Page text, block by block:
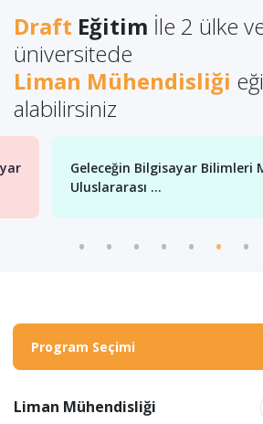
Draft Eğitim İle 2 ülke
üniversitede
Liman Mühendisliği
alabilirsiniz
Geleceğin Bilgisayar Bilimleri
Uluslararası ...
Program Seçimi
Liman Mühendisliği